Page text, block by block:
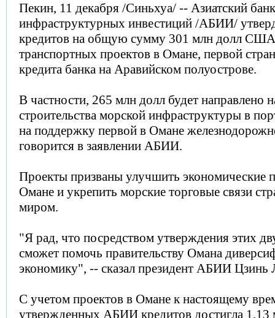
Пекин, 11 декабря /Синьхуа/ -- Азиатский банк
инфраструктурных инвестиций /АБИИ/
кредитов на общую сумму 301 млн долл США
транспортных проектов в Омане, первой
кредита банка на Аравийском полуострове.
В частности, 265 млн долл будет направлено
строительства морской инфраструктуры в
на поддержку первой в Омане
говорится в заявлении АБИИ.
Проекты призваны улучшить экономические
Омане и укрепить морские торговые связи
миром.
"Я рад, что посредством утверждения этих
сможет помочь правительству Омана
экономику", -- сказал президент АБИИ
С учетом проектов в Омане к настоящему
утвержденных АБИИ кредитов достигла